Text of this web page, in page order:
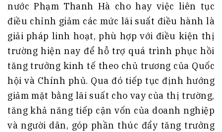
nước Phạm Thanh Hà cho hay việc liên tục
điều chỉnh giảm các mức lãi suất điều hành là
giải pháp linh hoạt, phù hợp với điều kiện thị
trường hiện nay để hỗ trợ quá trình phục hồi
tăng trưởng kinh tế theo chủ trương của Quốc
hội và Chính phủ. Qua đó tiếp tục định hướng
giảm mặt bằng lãi suất cho vay của thị trường,
tăng khả năng tiếp cận vốn của doanh nghiệp
và người dân, góp phần thúc đẩy tăng trưởng